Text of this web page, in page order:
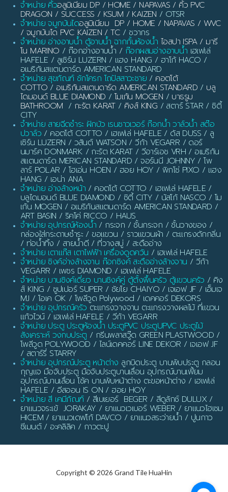
จำหน่าย คิ้วอลูมิเนียม DP / HOME / NAPAVAS / คิ้ว PVC
DRAGON / SUCCESS / KSUM / KAIZEN / OTSR
จำหน่าย จมูกบันไดอลูมิเนียม DP / HOME / NAPAVAS / WVC
/ จมูกบันได PVC KAIZEN / TC / ชวากร
จำหน่าย อ่างอาบน้ำ ตู้อาบน้ำ ฉากกั้นห้องน้ำ ไอสปา ISPA / มารี
โน MARINO / ก๊อกอ่างอาบน้ำ / ก๊อกผสมอ่างอาบน้ำ เฮเฟเล่
HAFELE / ลูเซิร์น LUZERN / แฮง HANG / ฮาโก้ HACO /
อเมริกันสแตนดาร์ด AMERICAN STANDARD
จำหน่าย สุขภัณฑ์ ชักโครก โถปัสสาวะชาย / คอตโต้
COTTO / อเมริกันสแตนดาร์ด AMERICAN STANDARD / บลู
ไดมอนด์ BLUE DIAMOND / โมเก้น MOGEN / บาธรูม
BATHROOM / กะรัต KARAT/ คิงส์ KING / สตาร์ STAR / ซิตี้
CITY
จำหน่าย สายฉีดชำระ ฝักบัว เรนชาวเวอร์ ก๊อกน้ำ วาล์วน้ำ สต๊อ
ปวาล์ว / คอตโต้ COTTO / เฮเฟเล่ HAFELE / ดัส DUSS / ลู
เซิร์น LUZERN / วสันต์ WATSON / วีก้า VEGARR / ดอร์
นมาร์ค DONMARK / กะรัต KARAT / วีอาร์เอช VRH / อเมริกัน
สแตนดาร์ด MERICAN STANDARD / จอร์นนี JOHNNY / โพ
ลาร์ POLAR / โฮเอ่น HOEN / ฮอย HOY / พิกโซ่ PIXO / แฮง
HANG / เอน่า ANA
จำหน่าย อ่างล้างหน้า / คอตโต้ COTTO / เฮเฟเล่ HAFELE /
บลูไดมอนด์ BLUE DIAMOND / ซิตี้ CITY / นัสโก้ NASCO / โม
เก้น MOGEN / อเมริกันสแตนดาร์ด AMERICAN STANDARD /
ART BASIN / ริคโค่ RICCO / HAUS
จำหน่าย อุปกรณ์ห้องน้ำ / กระจก / ชั้นกระจก / ชั้นวางของ /
กล่องใส่กระดาษชำระ / ขอแขวน / ราวแขวนผ้า / ตะแกรงดักกลิ่น
/ ท่อน้ำทิ้ง / สายน้ำดี / ที่วางสบู่ / สะดืออ่าง
จำหน่าย เตาแก๊ส เตาไฟฟ้า เครื่องดูดควัน / เฮเฟเล่ HAFELE
จำหน่าย ซิงค์อ่างล้างจาน ก๊อกซิงค์ สะดืออ่างล้างจาน / วีก้า
VEGARR / เพชร DIAMOND / เฮเฟเล่ HAFELE
จำหน่าย บานซิงค์เดี่ยว บานซิงค์คู่ ตู้ตั้งพื้นครัว ตู้แขวนครัว / คิง
ส์ KING / ซูปเปอร์ SUPER / ชัยโย CHAIYO / เจเอฟ JF / เอ็มเจ
MJ / โอเค OK / โพลีวูด Polywood / เดคคอร์ DEKORS
จำหน่าย อุปกรณ์ครัว ตะแกรงวางจาน ตะแกรงวางผลไม้ ที่แขวน
แก้วไวน์ / เฮเฟเล่ HAFELE / วีก้า VEGARR
จำหน่าย ประตู ประตูห้องน้ำ ประตูPVC ประตูUPVC ประตูไม้
สังเคราะห์ วงกบประตู / กรีนพลาสวู๊ด GREEN PLASTWOOD /
โพลีวูด POLYWOOD / ไลน์เดคคอร์ LINE DEKOR / เจเอฟ JF
/ สตาร์รี่ STARRY
จำหน่าย อุปกรณ์ประตู หน้าต่าง ลูกบิดประตู บานพับประตู กลอน
กุญแจ มือจับประตู มือจับประตูบานเลื่อน อุปกรณ์บานเฟี้ยม
อุปกรณ์บานเลื่อน โช้ค บานพับหน้าต่าง ตะขอหน้าต่าง / เฮเฟเล่
HAFELE / อีสออน IS ON / ฮอย HOY
จำหน่าย สี เคมีภัณฑ์/ สีเบเยอร์ BEGER / สีดูลักซ์ DULUX /
ยาแนวจระเข้ JORAKAY / ยาแนวเวเบอร์ WEBER / ยาแนวไฮเซม
HICEM / ยาแนวเดฟโก้ DAVCO / ยาแนวสระว่ายน้ำ / ปูนกาว
ซีเมนต์ / อะคลิลิค / กาวตะปู
Copyright © 2026 Grand Tile HuaHin